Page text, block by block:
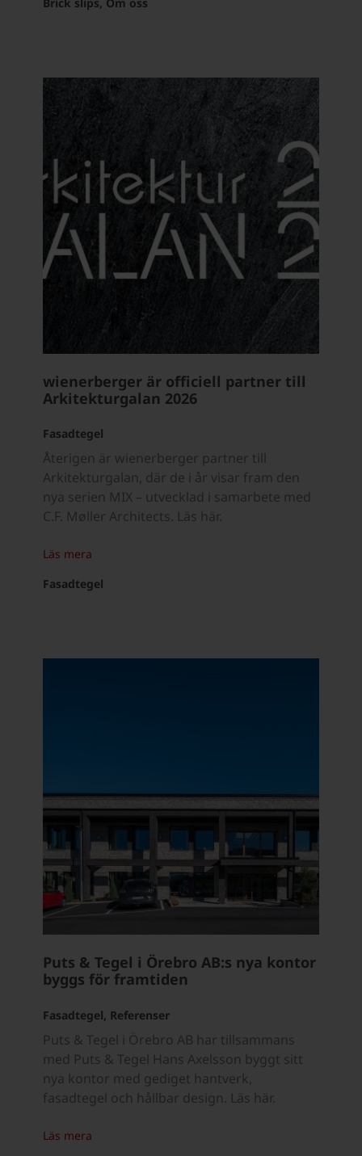
wienerberger är officiell partner till
Arkitekturgalan 2026
Fasadtegel
Återigen är wienerberger partner till
Arkitekturgalan, där de i år visar fram den
nya serien MIX – utvecklad i samarbete med
C.F. Møller Architects. Läs här.
Läs mera
Fasadtegel
Puts & Tegel i Örebro AB:s nya kontor
byggs för framtiden
Fasadtegel, Referenser
Puts & Tegel i Örebro AB har tillsammans
med Puts & Tegel Hans Axelsson byggt sitt
nya kontor med gediget hantverk,
fasadtegel och hållbar design. Läs här.
Läs mera